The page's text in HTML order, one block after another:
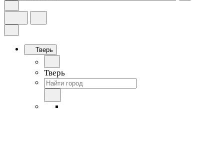
Тверь
Тверь